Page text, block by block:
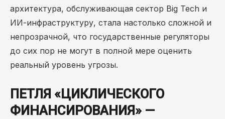
архитектура, обслуживающая сектор Big Tech и
ИИ-инфраструктуру, стала настолько сложной и
непрозрачной, что государственные регуляторы
до сих пор не могут в полной мере оценить
реальный уровень угрозы.
ПЕТЛЯ «ЦИКЛИЧЕСКОГО
ФИНАНСИРОВАНИЯ» —